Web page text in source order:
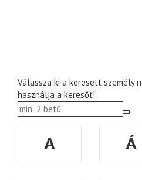
Válassza ki a keresett személy
használja a keresőt!
A Á